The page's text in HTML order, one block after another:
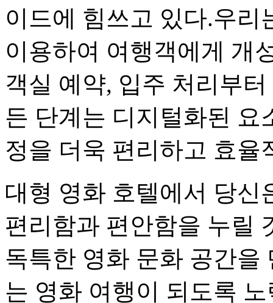
이드에 힘쓰고 있다.우
이용하여 여행객에게 개
객실 예약, 입주 처리부
든 단계는 디지털화된 요
정을 더욱 편리하고 효율
대형 영화 호텔에서 당신
편리함과 편안함을 누릴
독특한 영화 문화 공간을
는 영화 여행이 되도록